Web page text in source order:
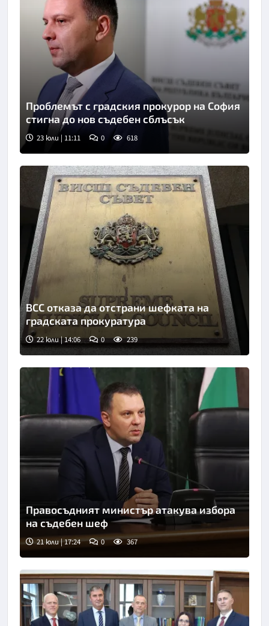
Снимка: БТА
Проблемът с градския прокурор на София
стигна до нов съдебен сблъсък
23 юли | 11:11 0 618
Снимка: БТА
ВСС отказа да отстрани шефката на
градската прокуратура
22 юли | 14:06 0 239
Снимка: БТА
Правосъдният министър атакува избора
на съдебен шеф
21 юли | 17:24 0 367